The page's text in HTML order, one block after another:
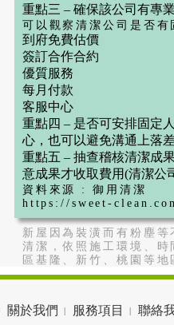
重點三 – 確保該公司有專
可以觀察清潔公司是否有
到府免費估價
簽訂合作合約
優質服務
每月付款
客服中心
重點四 – 是否可安排固定人
心，也可以避免溝通上落差
重點五 – 抽查稽核清潔成果
意成果才收取費用(清潔公
資料來源 : 御用清潔
https://sweet-
新屋因為裝潢而有粉塵
清潔，依照施工環境、
區基隆、新竹、桃園等地
關於我們 服務項目 聯絡